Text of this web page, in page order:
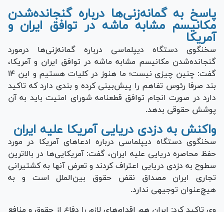
پاسخ به گمانه‌زنی‌ها درباره گنجانده‌شدن
مکانیسم مشابه ماشه در توافق ایران و
آمریکا
سخنگوی دستگاه دیپلماسی درباره گمانه‌زنی‌ها درمورد
گنجانده‌شدن مکانیسم مشابه ماشه در توافق ایران و آمریکا،
گفت: چنین چیزی نیست؛ ما هنوز در کلیات هستیم و این ۱۴
بند صرفا رئوس تفاهم را پیش‌بینی کرده و بندی دارد که تاکید
دارد در صورت انجام توافق قطعنامه شورای امنیت باید به آن
پوشش حقوقی بدهد.
واکنش به دزدی دریایی آمریکا علیه ایران
سخنگوی دستگاه دیپلماسی درباره ادعا‌های آمریکا در مورد
حفظ محاصره دریایی علیه ایران، گفت: آمریکایی‌ها در بالاترین
سطوح به دزدی دریایی اعتراف کردند و تعرض آن‍‍ها به کشتیرانی
تجاری ایران مصداق نقض حقوق بین‌الملل است و به
هیچ‌عنوان توجیهی ندارد.
وی تاکید کرد: ایران هم اقدام‌های لازم را دفاع از حقوق و منافع